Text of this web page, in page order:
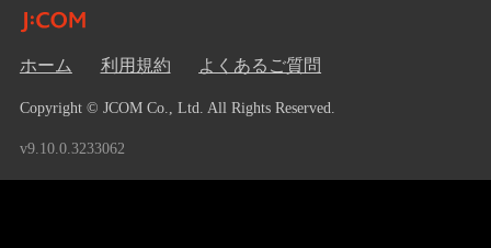
ホーム 利用規約 よくあるご質問
Copyright © JCOM Co., Ltd. All Rights Reserved.
v9.10.0.3233062